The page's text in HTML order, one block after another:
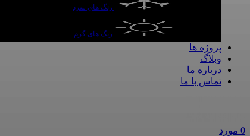
رنگ های سرد
رنگ های گرم
پروژه ها
وبلاگ
درباره ما
تماس با ما
0 مورد